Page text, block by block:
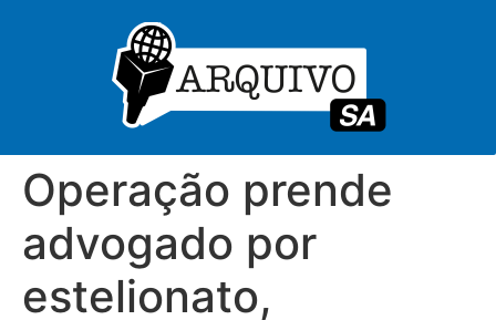
Operação prende
advogado por
estelionato,